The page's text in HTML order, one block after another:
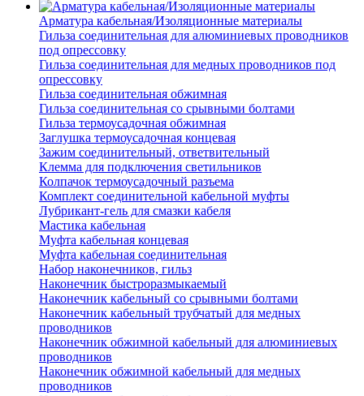
Арматура кабельная/Изоляционные материалы
Гильза соединительная для алюминиевых проводников
под опрессовку
Гильза соединительная для медных проводников под
опрессовку
Гильза соединительная обжимная
Гильза соединительная со срывными болтами
Гильза термоусадочная обжимная
Заглушка термоусадочная концевая
Зажим соединительный, ответвительный
Клемма для подключения светильников
Колпачок термоусадочный разъема
Комплект соединительной кабельной муфты
Лубрикант-гель для смазки кабеля
Мастика кабельная
Муфта кабельная концевая
Муфта кабельная соединительная
Набор наконечников, гильз
Наконечник быстроразмыкаемый
Наконечник кабельный со срывными болтами
Наконечник кабельный трубчатый для медных
проводников
Наконечник обжимной кабельный для алюминиевых
проводников
Наконечник обжимной кабельный для медных
проводников